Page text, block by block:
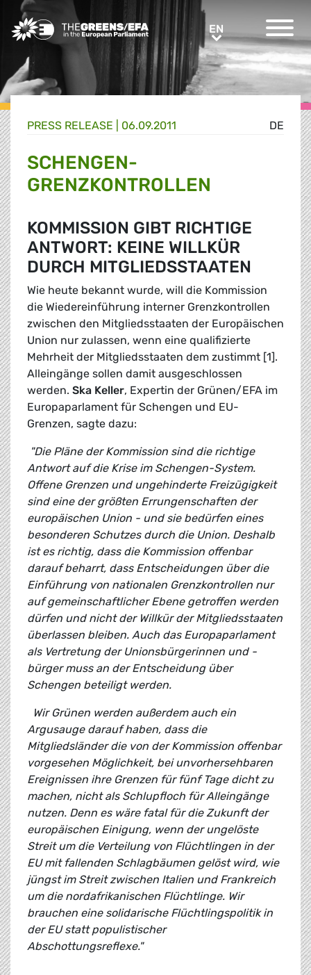
Greens/EFA Home EN
DE
PRESS RELEASE 06.09.2011
SCHENGEN-
GRENZKONTROLLEN
KOMMISSION GIBT RICHTIGE
ANTWORT: KEINE WILLKÜR
DURCH MITGLIEDSSTAATEN
Wie heute bekannt wurde, will die Kommission
die Wiedereinführung interner Grenzkontrollen
zwischen den Mitgliedsstaaten der Europäischen
Union nur zulassen, wenn eine qualifizierte
Mehrheit der Mitgliedsstaaten dem zustimmt [1].
Alleingänge sollen damit ausgeschlossen
werden. Ska Keller, Expertin der Grünen/EFA im
Europaparlament für Schengen und EU-
Grenzen, sagte dazu:
"Die Pläne der Kommission sind die richtige
Antwort auf die Krise im Schengen-System.
Offene Grenzen und ungehinderte Freizügigkeit
sind eine der größten Errungenschaften der
europäischen Union - und sie bedürfen eines
besonderen Schutzes durch die Union. Deshalb
ist es richtig, dass die Kommission offenbar
darauf beharrt, dass Entscheidungen über die
Einführung von nationalen Grenzkontrollen nur
auf gemeinschaftlicher Ebene getroffen werden
dürfen und nicht der Willkür der Mitgliedsstaaten
überlassen bleiben. Auch das Europaparlament
als Vertretung der Unionsbürgerinnen und -
bürger muss an der Entscheidung über
Schengen beteiligt werden.
Wir Grünen werden außerdem auch ein
Argusauge darauf haben, dass die
Mitgliedsländer die von der Kommission offenbar
vorgesehen Möglichkeit, bei unvorhersehbaren
Ereignissen ihre Grenzen für fünf Tage dicht zu
machen, nicht als Schlupfloch für Alleingänge
nutzen. Denn es wäre fatal für die Zukunft der
europäischen Einigung, wenn der ungelöste
Streit um die Verteilung von Flüchtlingen in der
EU mit fallenden Schlagbäumen gelöst wird, wie
jüngst im Streit zwischen Italien und Frankreich
um die nordafrikanischen Flüchtlinge. Wir
brauchen eine solidarische Flüchtlingspolitik in
der EU statt populistischer
Abschottungsreflexe."